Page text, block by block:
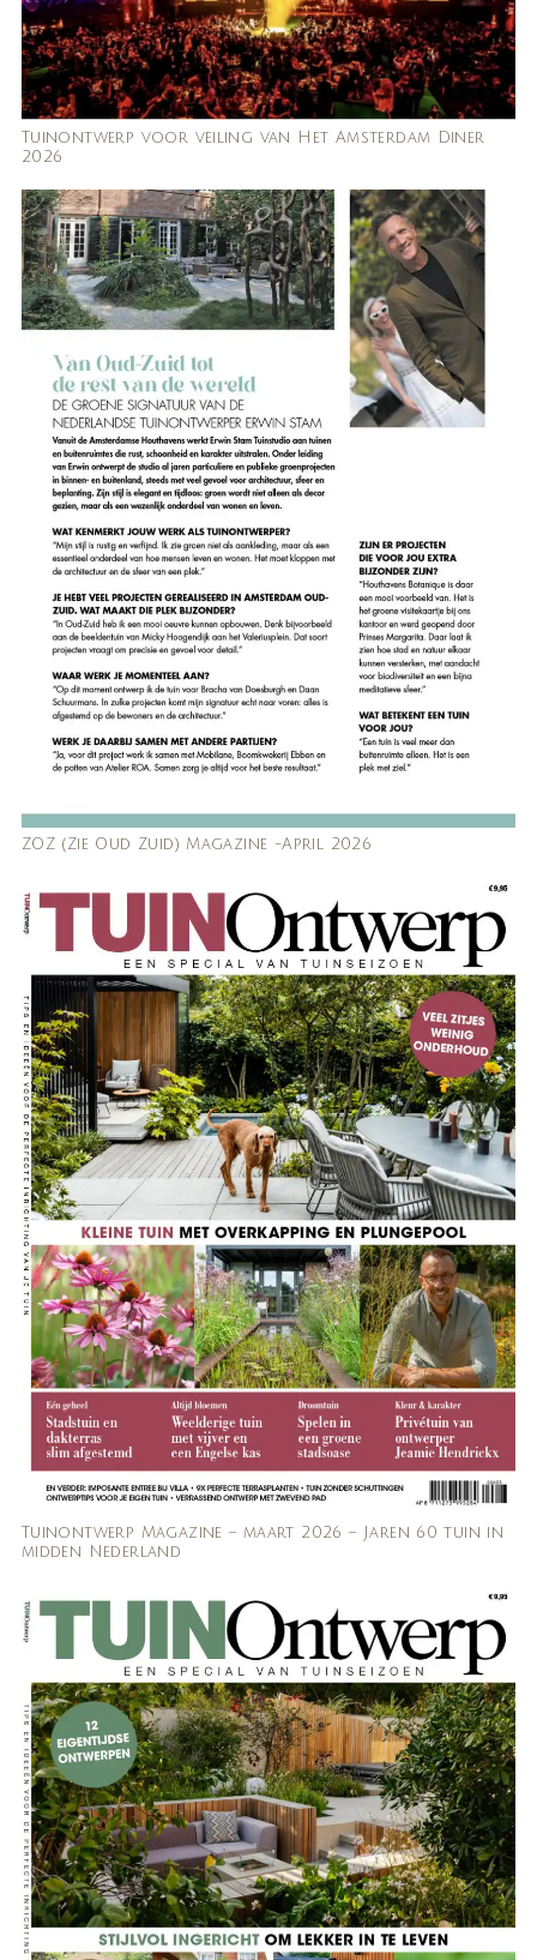
Tuinontwerp voor veiling van Het Amsterdam Diner
2026
ZOZ (Zie Oud Zuid) Magazine -April 2026
Tuinontwerp Magazine – maart 2026 – Jaren 60 tuin in
midden Nederland